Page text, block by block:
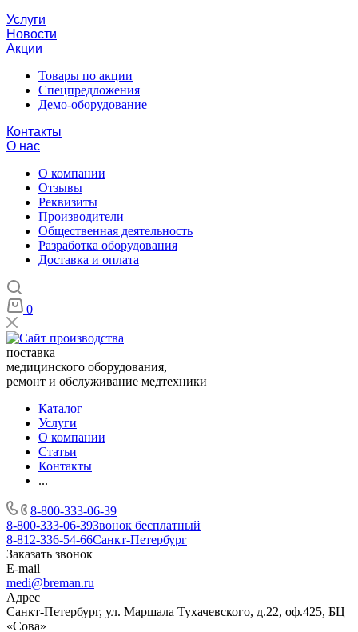
Услуги
Новости
Акции
Товары по акции
Спецпредложения
Демо-оборудование
Контакты
О нас
О компании
Отзывы
Реквизиты
Производители
Общественная деятельность
Разработка оборудования
Доставка и оплата
0
поставка
медицинского оборудования,
ремонт и обслуживание медтехники
Каталог
Услуги
О компании
Статьи
Контакты
...
8-800-333-06-39
8-800-333-06-39Звонок бесплатный
8-812-336-54-66Санкт-Петербург
Заказать звонок
E-mail
medi@breman.ru
Адрес
Санкт-Петербург, ул. Маршала Тухачевского, д.22, оф.425, БЦ
«Сова»